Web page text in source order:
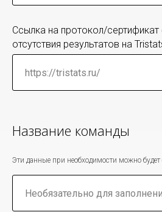
Ссылка на протокол/
отсутствия результатов на
Название команды
Эти данные при необходимости можно будет